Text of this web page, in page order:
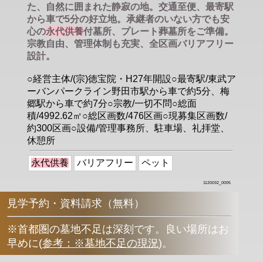
た、自然に囲まれた静寂の地。交通至便、最寄駅
から車で5分の好立地。承継者のいない方でも安
心の永代供養付墓所、プレート葬墓所をご準備。
宗教自由、管理体制も充実、全区画バリアフリー
設計。
○経営主体/(宗)徳宝院・H27年開設○最寄駅/東武ア
ーバンパークライン野田市駅から車で約5分、梅
郷駅から車で約7分○宗教/一切不問○総面
積/4992.62㎡○総区画数/476区画○現募集区画数/
約300区画○設備/管理事務所、駐車場、礼拝堂、
休憩所
永代供養 バリアフリー ペット
1120032_0005
見学予約・資料請求（無料）
※首都圏の墓地不足は深刻です。良い場所はお
早めに(参考：※墓地不足の現況)。